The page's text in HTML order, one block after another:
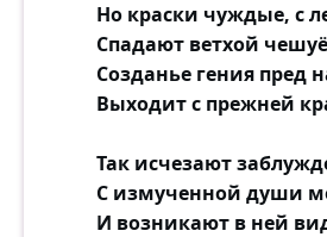
Но краски чуждые, с
Спадают ветхой
Созданье гения пред
Выходит с прежней
Так исчезают
С измученной души
И возникают в ней